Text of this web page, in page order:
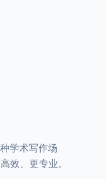
学术写作场
效、更专业。